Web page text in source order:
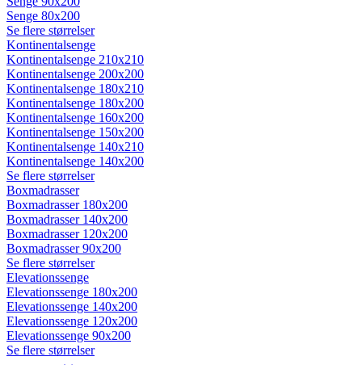
Senge 80x200
Se flere størrelser
Kontinentalsenge
Kontinentalsenge 210x210
Kontinentalsenge 200x200
Kontinentalsenge 180x210
Kontinentalsenge 180x200
Kontinentalsenge 160x200
Kontinentalsenge 150x200
Kontinentalsenge 140x210
Kontinentalsenge 140x200
Se flere størrelser
Boxmadrasser
Boxmadrasser 180x200
Boxmadrasser 140x200
Boxmadrasser 120x200
Boxmadrasser 90x200
Se flere størrelser
Elevationssenge
Elevationssenge 180x200
Elevationssenge 140x200
Elevationssenge 120x200
Elevationssenge 90x200
Se flere størrelser